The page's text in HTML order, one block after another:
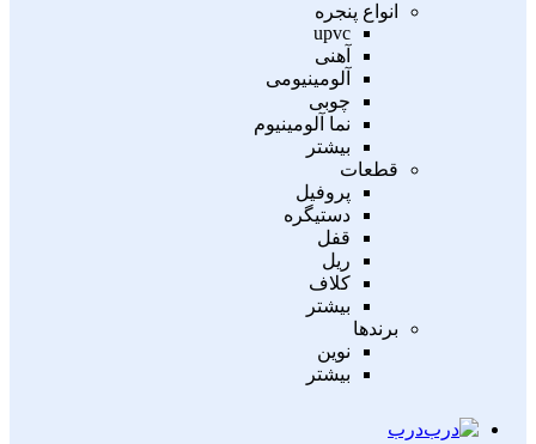
انواع پنجره
upvc
آهنی
آلومینیومی
چوبی
نما آلومینیوم
بیشتر
قطعات
پروفیل
دستیگره
قفل
ریل
کلاف
بیشتر
برندها
نوین
بیشتر
درب